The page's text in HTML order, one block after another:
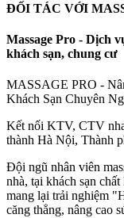
ĐỐI TÁC VỚI
Massage Pro - Dịch
khách sạn, chung cư
MASSAGE PRO -
Khách Sạn Chuyên
Kết nối KTV, CTV
thành Hà Nội, Thành
Đội ngũ nhân viên
nhà, tại khách sạn
mang lại trải nghiệm
căng thẳng, nâng cao